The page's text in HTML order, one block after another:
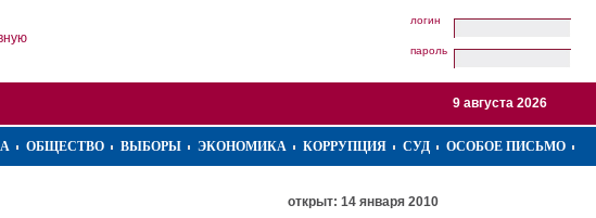
логин
пароль
9 августа 2026
ОБЩЕСТВО ВЫБОРЫ ЭКОНОМИКА КОРРУПЦИЯ СУД ОСОБОЕ ПИСЬМО
открыт: 14 января 2010